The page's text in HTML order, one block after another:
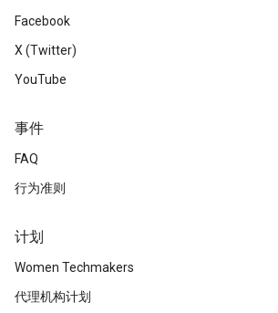
Facebook
X (Twitter)
YouTube
事件
FAQ
行为准则
计划
Women Techmakers
代理机构计划